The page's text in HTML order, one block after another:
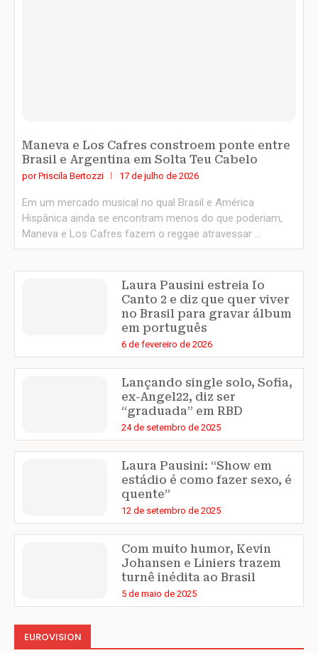
Maneva e Los Cafres constroem ponte entre
Brasil e Argentina em Solta Teu Cabelo
porPriscila Bertozzi 17 de julho de 2026
Em um mercado musical no qual Brasil e América
Hispânica ainda se encontram menos do que poderiam,
Maneva e Los Cafres fazem o reggae atravessar …
Laura Pausini estreia Io
Canto 2 e diz que quer viver
no Brasil para gravar álbum
em português
6 de fevereiro de 2026
Lançando single solo, Sofia,
ex-Angel22, diz ser
“graduada” em RBD
24 de setembro de 2025
Laura Pausini: “Show em
estádio é como fazer sexo, é
quente”
12 de setembro de 2025
Com muito humor, Kevin
Johansen e Liniers trazem
turnê inédita ao Brasil
5 de maio de 2025
EUROVISION